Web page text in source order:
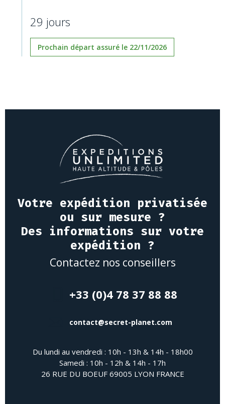
29 jours
Prochain départ assuré le 22/11/2026
Votre expédition privatisée
ou sur mesure ?
Des informations sur votre
expédition ?
Contactez nos conseillers
+33 (0)4 78 37 88 88
contact@secret-planet.com
Du lundi au vendredi : 10h - 13h & 14h - 18h00
Samedi : 10h - 12h & 14h - 17h
26 RUE DU BOEUF 69005 LYON FRANCE